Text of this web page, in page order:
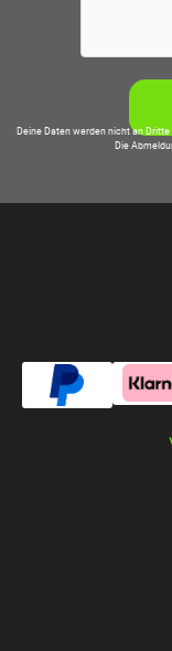
Deine Daten werden nicht an
Die